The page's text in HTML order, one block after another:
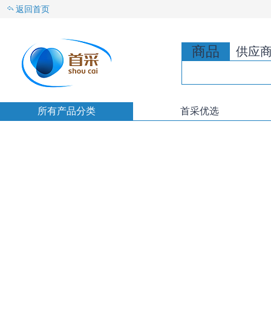
返回首页
商品 供应
所有产品分类 首采优选